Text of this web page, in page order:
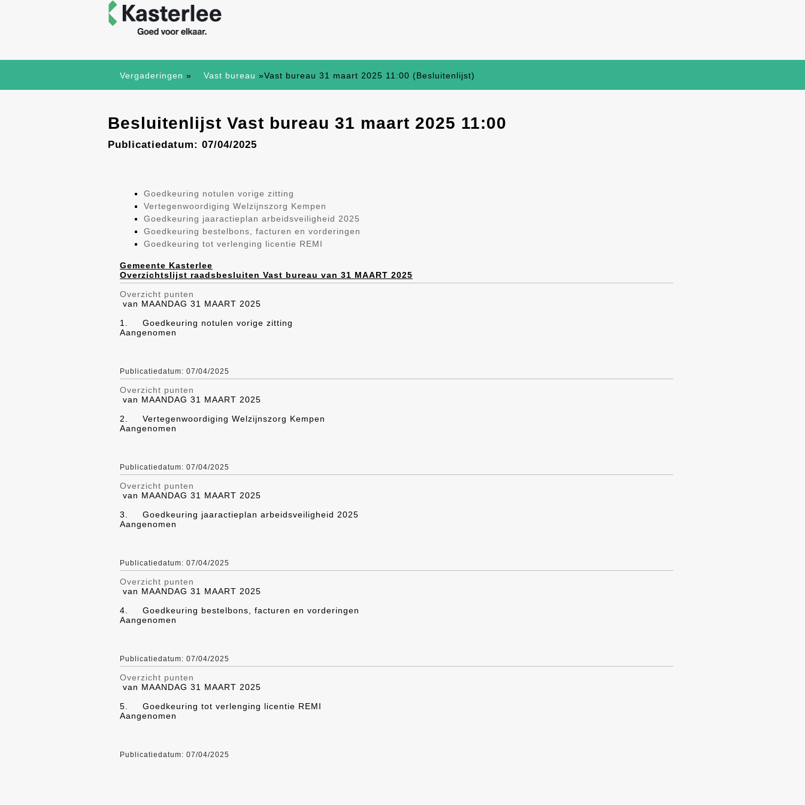
Vergaderingen » Vast bureau »Vast bureau 31 maart 2025 11:00 (Besluitenlijst)
Besluitenlijst Vast bureau 31 maart 2025 11:00
Publicatiedatum: 07/04/2025
Goedkeuring notulen vorige zitting
Vertegenwoordiging Welzijnszorg Kempen
Goedkeuring jaaractieplan arbeidsveiligheid 2025
Goedkeuring bestelbons, facturen en vorderingen
Goedkeuring tot verlenging licentie REMI
Gemeente Kasterlee
Overzichtslijst raadsbesluiten Vast bureau van 31 MAART 2025
Overzicht punten
van MAANDAG 31 MAART 2025
1.
Goedkeuring notulen vorige zitting
Aangenomen
Publicatiedatum: 07/04/2025
Overzicht punten
van MAANDAG 31 MAART 2025
2.
Vertegenwoordiging Welzijnszorg Kempen
Aangenomen
Publicatiedatum: 07/04/2025
Overzicht punten
van MAANDAG 31 MAART 2025
3.
Goedkeuring jaaractieplan arbeidsveiligheid 2025
Aangenomen
Publicatiedatum: 07/04/2025
Overzicht punten
van MAANDAG 31 MAART 2025
4.
Goedkeuring bestelbons, facturen en vorderingen
Aangenomen
Publicatiedatum: 07/04/2025
Overzicht punten
van MAANDAG 31 MAART 2025
5.
Goedkeuring tot verlenging licentie REMI
Aangenomen
Publicatiedatum: 07/04/2025